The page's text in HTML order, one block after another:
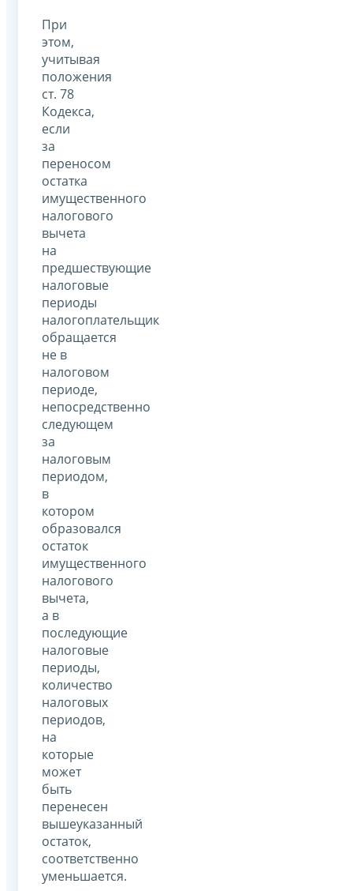
При
этом,
учитывая
положения
ст. 78
Кодекса,
если
за
переносом
остатка
имущественного
налогового
вычета
на
предшествующие
налоговые
периоды
налогоплательщик
обращается
не в
налоговом
периоде,
непосредственно
следующем
за
налоговым
периодом,
в
котором
образовался
остаток
имущественного
налогового
вычета,
а в
последующие
налоговые
периоды,
количество
налоговых
периодов,
на
которые
может
быть
перенесен
вышеуказанный
остаток,
соответственно
уменьшается.